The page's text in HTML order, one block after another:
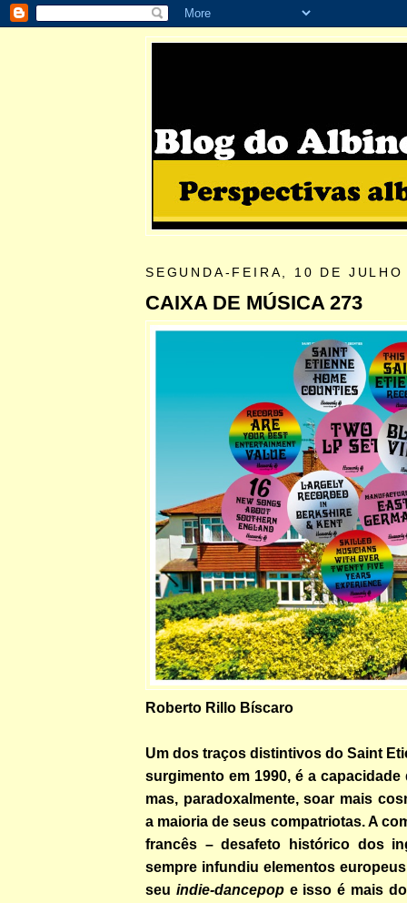
SEGUNDA-FEIRA, 10 DE
CAIXA DE MÚSICA 273
Roberto Rillo Bíscaro
Um dos traços distintivos do Saint
surgimento em 1990, é a
mas, paradoxalmente, soar mais
a maioria de seus compatriotas. A
francês – desafeto histórico dos
sempre infundiu elementos
seu indie-dancepope isso é mais